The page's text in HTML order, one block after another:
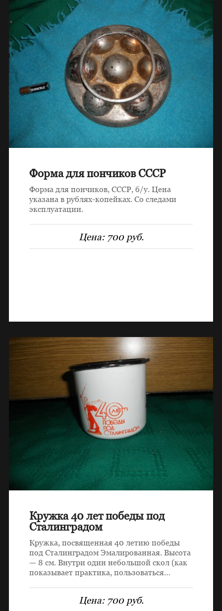
Форма для пончиков СССР
Форма для пончиков, СССР, б/у. Цена
указана в рублях-копейках. Со следами
эксплуатации.
Цена: 700 руб.
Кружка 40 лет победы под
Сталинградом
Кружка, посвященная 40 летию победы
под Сталинградом Эмалированная. Высота
— 8 см. Внутри один небольшой скол (как
показывает практика, пользоваться…
Цена: 700 руб.